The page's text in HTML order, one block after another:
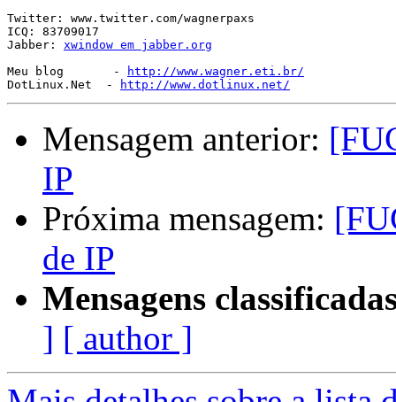
Twitter: www.twitter.com/wagnerpaxs
ICQ: 83709017
Jabber: xwindow em jabber.org
Meu blog       -
http://www.wagner.eti.br/
DotLinux.Net  -
http://www.dotlinux.net/
Mensagem anterior:
IP
Próxima mensagem:
de IP
Mensagens
] [ author ]